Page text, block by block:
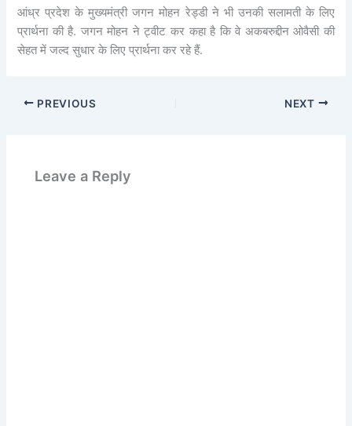
आंध्र प्रदेश के मुख्यमंत्री जगन मोहन रेड्डी ने भी उनकी सलामती के लिए
प्रार्थना की है. जगन मोहन ने ट्वीट कर कहा है कि वे अकबरुद्दीन ओवैसी की
सेहत में जल्द सुधार के लिए प्रार्थना कर रहे हैं.
PREVIOUS NEXT
Leave a Reply